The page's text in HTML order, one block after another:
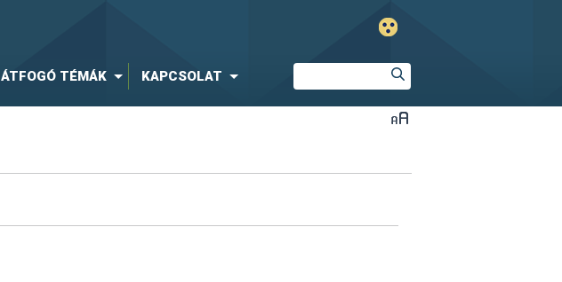
ÁTFOGÓ TÉMÁK KAPCSOLAT